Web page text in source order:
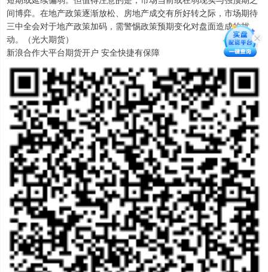
间博弈。在地产政策逐渐放松、房地产成交有所好转之际，市场期待
三中全会对于地产政策加码，需警惕政策预期变化对盘面造成的扰
动。（光大期货）
新浪合作大平台期货开户 安全快捷有保障